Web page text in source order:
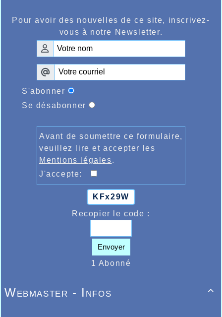
Pour avoir des nouvelles de ce site, inscrivez-
vous à notre Newsletter.
S'abonner
Se désabonner
Avant de soumettre ce formulaire,
veuillez lire et accepter les
Mentions légales.
J'accepte:
KFx29W
Recopier le code :
Envoyer
1 Abonné

Webmaster - Infos